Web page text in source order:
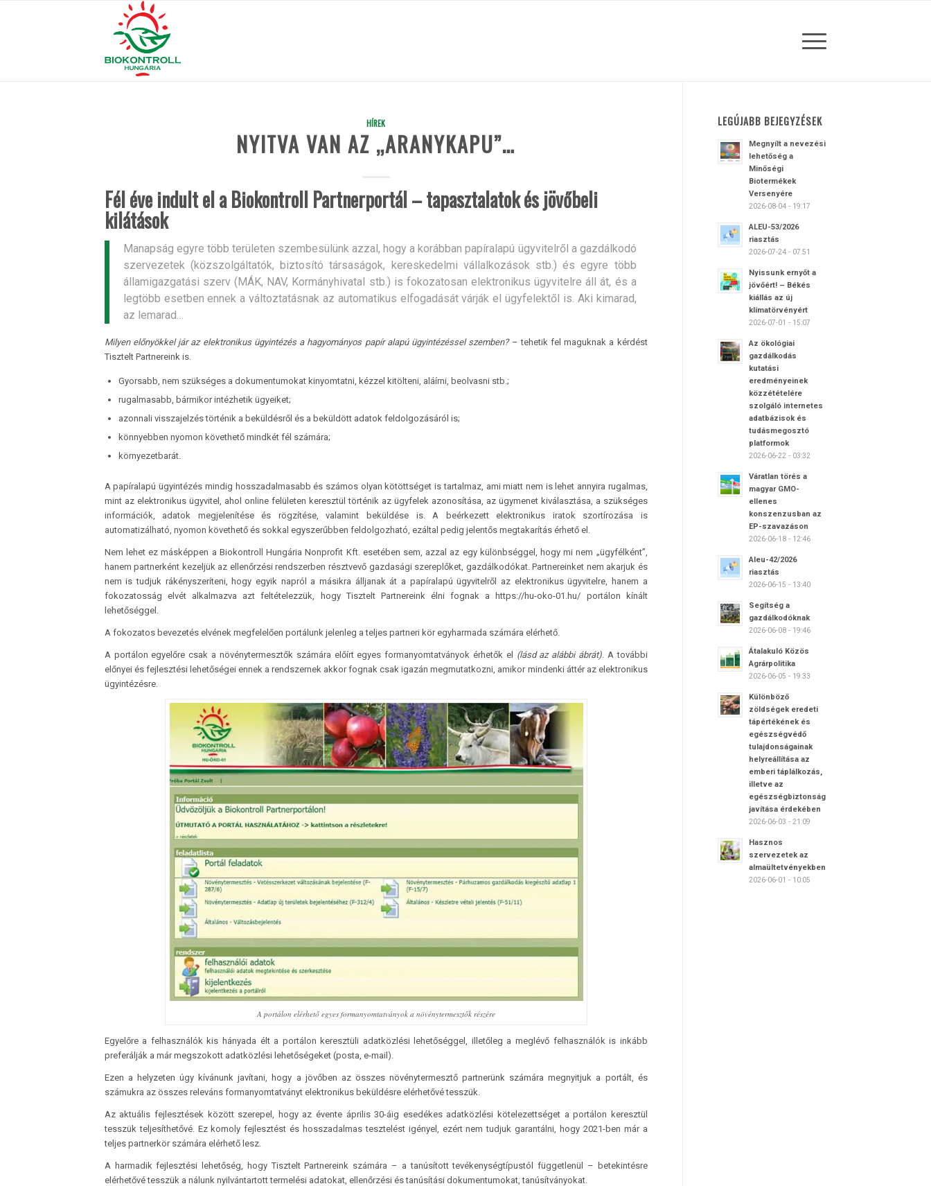
HÍREK
NYITVA VAN AZ „ARANYKAPU”…
Fél éve indult el a Biokontroll Partnerportál – tapasztalatok és jövőbeli
kilátások
Manapság egyre több területen szembesülünk azzal, hogy a korábban papíralapú ügyvitelről a gazdálkodó
szervezetek (közszolgáltatók, biztosító társaságok, kereskedelmi vállalkozások stb.) és egyre több
államigazgatási szerv (MÁK, NAV, Kormányhivatal stb.) is fokozatosan elektronikus ügyvitelre áll át, és a
legtöbb esetben ennek a változtatásnak az automatikus elfogadását várják el ügyfelektől is. Aki kimarad,
az lemarad…
Milyen előnyökkel jár az elektronikus ügyintézés a hagyományos papír alapú ügyintézéssel szemben?– tehetik fel maguknak a kérdést
Tisztelt Partnereink is.
Gyorsabb, nem szükséges a dokumentumokat kinyomtatni, kézzel kitölteni, aláírni, beolvasni stb.;
rugalmasabb, bármikor intézhetik ügyeiket;
azonnali visszajelzés történik a beküldésről és a beküldött adatok feldolgozásáról is;
könnyebben nyomon követhető mindkét fél számára;
környezetbarát.
A papíralapú ügyintézés mindig hosszadalmasabb és számos olyan kötöttséget is tartalmaz, ami miatt nem is lehet annyira rugalmas,
mint az elektronikus ügyvitel, ahol online felületen keresztül történik az ügyfelek azonosítása, az ügymenet kiválasztása, a szükséges
információk, adatok megjelenítése és rögzítése, valamint beküldése is. A beérkezett elektronikus iratok szortírozása is
automatizálható, nyomon követhető és sokkal egyszerűbben feldolgozható, ezáltal pedig jelentős megtakarítás érhető el.
Nem lehet ez másképpen a Biokontroll Hungária Nonprofit Kft. esetében sem, azzal az egy különbséggel, hogy mi nem „ügyfélként”,
hanem partnerként kezeljük az ellenőrzési rendszerben résztvevő gazdasági szereplőket, gazdálkodókat. Partnereinket nem akarjuk és
nem is tudjuk rákényszeríteni, hogy egyik napról a másikra álljanak át a papíralapú ügyvitelről az elektronikus ügyvitelre, hanem a
fokozatosság elvét alkalmazva azt feltételezzük, hogy Tisztelt Partnereink élni fognak a https://hu-oko-01.hu/ portálon kínált
lehetőséggel.
A fokozatos bevezetés elvének megfelelően portálunk jelenleg a teljes partneri kör egyharmada számára elérhető.
A portálon egyelőre csak a növénytermesztők számára előírt egyes formanyomtatványok érhetők el (lásd az alábbi ábrát) . A további
előnyei és fejlesztési lehetőségei ennek a rendszernek akkor fognak csak igazán megmutatkozni, amikor mindenki áttér az elektronikus
ügyintézésre.
A portálon elérhető egyes formanyomtatványok a növénytermesztők részére
Egyelőre a felhasználók kis hányada élt a portálon keresztüli adatközlési lehetőséggel, illetőleg a meglévő felhasználók is inkább
preferálják a már megszokott adatközlési lehetőségeket (posta, e-mail).
Ezen a helyzeten úgy kívánunk javítani, hogy a jövőben az összes növénytermesztő partnerünk számára megnyitjuk a portált, és
számukra az összes releváns formanyomtatványt elektronikus beküldésre elérhetővé tesszük.
Az aktuális fejlesztések között szerepel, hogy az évente április 30-áig esedékes adatközlési kötelezettséget a portálon keresztül
tesszük teljesíthetővé. Ez komoly fejlesztést és hosszadalmas tesztelést igényel, ezért nem tudjuk garantálni, hogy 2021-ben már a
teljes partnerkör számára elérhető lesz.
A harmadik fejlesztési lehetőség, hogy Tisztelt Partnereink számára – a tanúsított tevékenységtípustól függetlenül – betekintésre
elérhetővé tesszük a nálunk nyilvántartott termelési adatokat, ellenőrzési és tanúsítási dokumentumokat, tanúsítványokat.
LEGÚJABB BEJEGYZÉSEK
Megnyílt a nevezési
lehetőség a
Minőségi
Biotermékek
Versenyére
2026-08-04 - 19:17
ALEU-53/2026
riasztás
2026-07-24 - 07:51
Nyissunk ernyőt a
jövőért! – Békés
kiállás az új
klímatörvényért
2026-07-01 - 15:07
Az ökológiai
gazdálkodás
kutatási
eredményeinek
közzétételére
szolgáló internetes
adatbázisok és
tudásmegosztó
platformok
2026-06-22 - 03:32
Váratlan törés a
magyar GMO-
ellenes
konszenzusban az
EP-szavazáson
2026-06-18 - 12:46
Aleu-42/2026
riasztás
2026-06-15 - 13:40
Segítség a
gazdálkodóknak
2026-06-08 - 19:46
Átalakuló Közös
Agrárpolitika
2026-06-05 - 19:33
Különböző
zöldségek eredeti
tápértékének és
egészségvédő
tulajdonságainak
helyreállítása az
emberi táplálkozás,
illetve az
egészségbiztonság
javítása érdekében
2026-06-03 - 21:09
Hasznos
szervezetek az
almaültetvényekben
2026-06-01 - 10:05